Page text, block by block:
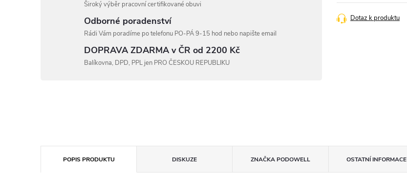
Široký výběr pracovní certifikované obuvi
Odborné poradenství
Rádi Vám poradíme po telefonu PO-PÁ 9-15 hod nebo napište email
DOPRAVA ZDARMA v ČR od 2200 Kč
Balíkovna, DPD, PPL jen PRO ČESKOU REPUBLIKU
Dotaz k produktu
POPIS PRODUKTU DISKUZE ZNAČKAPODOWELL OSTATNÍ INFORMACE